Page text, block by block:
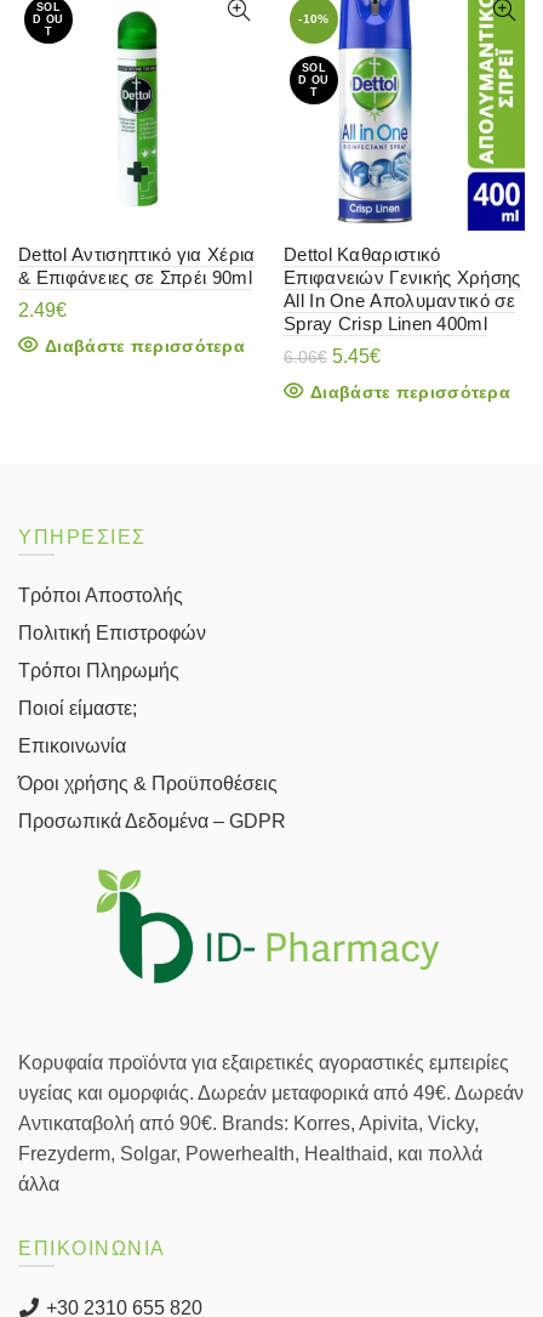
SOL
D OU
T
Dettol Αντισηπτικό για Χέρια
& Επιφάνειες σε Σπρέι 90ml
2.49€
Διαβάστε περισσότερα
-10%
SOL
D OU
T
Dettol Καθαριστικό
Επιφανειών Γενικής Χρήσης
All In One Απολυμαντικό σε
Spray Crisp Linen 400ml
6.06€ Original
was:
5.45€Η
τιμή
Διαβάστε περισσότερα
ΥΠΗΡΕΣΙΕΣ
Τρόποι Αποστολής
Πολιτική Επιστροφών
Τρόποι Πληρωμής
Ποιοί είμαστε;
Επικοινωνία
Όροι χρήσης & Προϋποθέσεις
Προσωπικά Δεδομένα – GDPR
Κορυφαία προϊόντα για εξαιρετικές αγοραστικές εμπειρίες
υγείας και ομορφιάς. Δωρεάν μεταφορικά από 49€. Δωρεάν
Αντικαταβολή από 90€. Brands: Korres, Apivita, Vicky,
Frezyderm, Solgar, Powerhealth, Healthaid, και πολλά
άλλα
ΕΠΙΚΟΙΝΩΝΙΑ
+30 2310 655 820